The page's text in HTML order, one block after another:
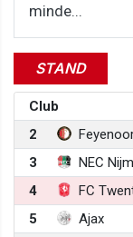
minde...
STAND
Club
2
3
NEC
4
FC
5
Ajax